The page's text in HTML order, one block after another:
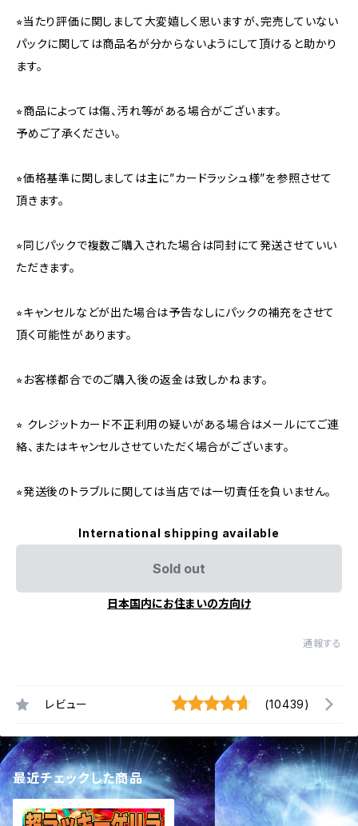
⭐︎当たり評価に関しまして大変嬉しく思いますが、完売していない
パックに関しては商品名が分からないようにして頂けると助かり
ます。
⭐︎商品によっては傷、汚れ等がある場合がございます。
予めご了承ください。
⭐︎価格基準に関しましては主に”カードラッシュ様”を参照させて
頂きます。
⭐︎同じパックで複数ご購入された場合は同封にて発送させていい
ただきます。
⭐︎キャンセルなどが出た場合は予告なしにパックの補充をさせて
頂く可能性があります。
⭐︎お客様都合でのご購入後の返金は致しかねます。
⭐︎ クレジットカード不正利用の疑いがある場合はメールにてご連
絡、またはキャンセルさせていただく場合がございます。
⭐︎発送後のトラブルに関しては当店では一切責任を負いません。
International shipping available
Sold out
日本国内にお住まいの方向け
通報する
レビュー (10439)
最近チェックした商品